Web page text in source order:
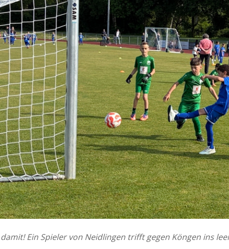
Ein Spieler von Neidlingen trifft gegen Köngen ins